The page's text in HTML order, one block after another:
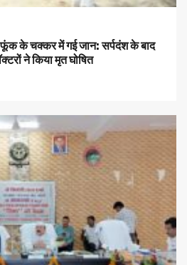
चक्कर में गई जान: सर्पदंश के बाद
ने किया मृत घोषित